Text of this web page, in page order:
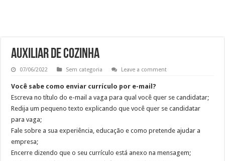
AUXILIAR DE COZINHA
07/06/2022 Sem categoria Leave a comment
Você sabe como enviar currículo por e-mail?
Escreva no título do e-mail a vaga para qual você quer se candidatar;
Redija um pequeno texto explicando que você quer se candidatar
para vaga;
Fale sobre a sua experiência, educação e como pretende ajudar a
empresa;
Encerre dizendo que o seu currículo está anexo na mensagem;